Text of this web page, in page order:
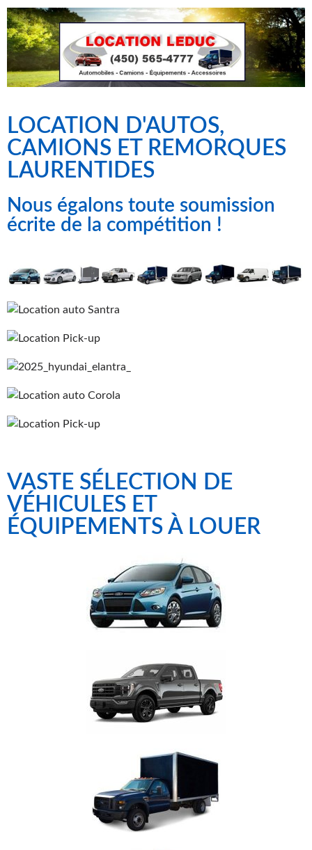
LOCATION D'AUTOS,
CAMIONS ET REMORQUES
LAURENTIDES
Nous égalons toute soumission
écrite de la compétition !
VASTE SÉLECTION DE
VÉHICULES ET
ÉQUIPEMENTS À LOUER